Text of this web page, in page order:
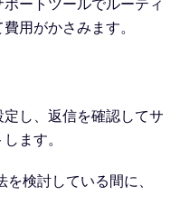
ートツールでルーティ
用がかさみます。
し、返信を確認してサ
ます。
検討している間に、